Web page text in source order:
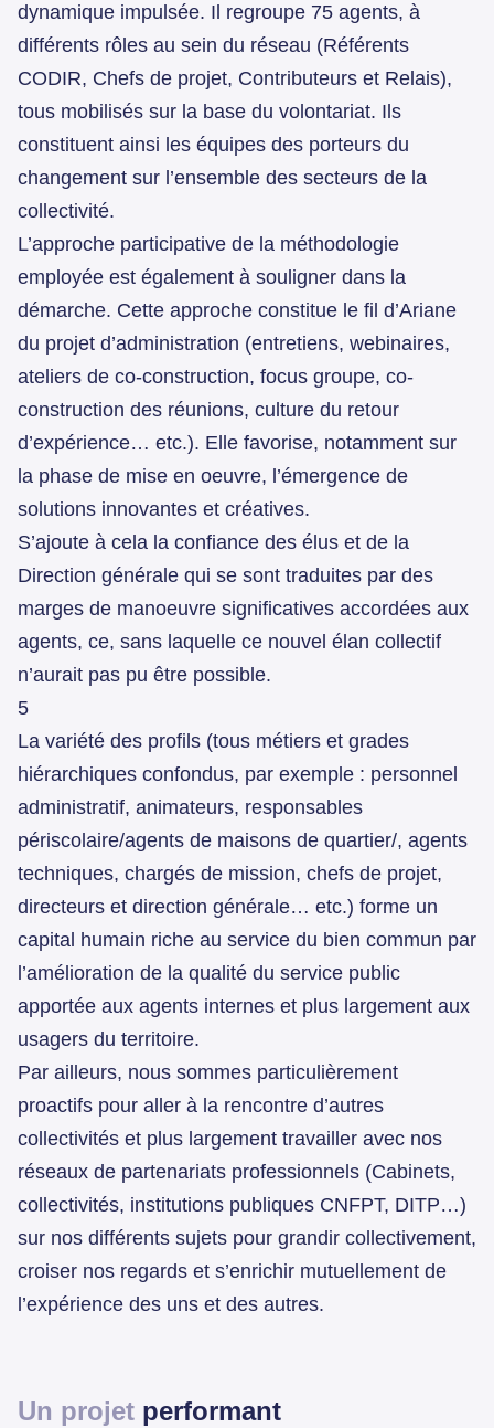
dynamique impulsée. Il regroupe 75 agents, à
différents rôles au sein du réseau (Référents
CODIR, Chefs de projet, Contributeurs et Relais),
tous mobilisés sur la base du volontariat. Ils
constituent ainsi les équipes des porteurs du
changement sur l’ensemble des secteurs de la
collectivité.
L’approche participative de la méthodologie
employée est également à souligner dans la
démarche. Cette approche constitue le fil d’Ariane
du projet d’administration (entretiens, webinaires,
ateliers de co-construction, focus groupe, co-
construction des réunions, culture du retour
d’expérience… etc.). Elle favorise, notamment sur
la phase de mise en oeuvre, l’émergence de
solutions innovantes et créatives.
S’ajoute à cela la confiance des élus et de la
Direction générale qui se sont traduites par des
marges de manoeuvre significatives accordées aux
agents, ce, sans laquelle ce nouvel élan collectif
n’aurait pas pu être possible.
5
La variété des profils (tous métiers et grades
hiérarchiques confondus, par exemple : personnel
administratif, animateurs, responsables
périscolaire/agents de maisons de quartier/, agents
techniques, chargés de mission, chefs de projet,
directeurs et direction générale… etc.) forme un
capital humain riche au service du bien commun par
l’amélioration de la qualité du service public
apportée aux agents internes et plus largement aux
usagers du territoire.
Par ailleurs, nous sommes particulièrement
proactifs pour aller à la rencontre d’autres
collectivités et plus largement travailler avec nos
réseaux de partenariats professionnels (Cabinets,
collectivités, institutions publiques CNFPT, DITP…)
sur nos différents sujets pour grandir collectivement,
croiser nos regards et s’enrichir mutuellement de
l’expérience des uns et des autres.
Un projet performant